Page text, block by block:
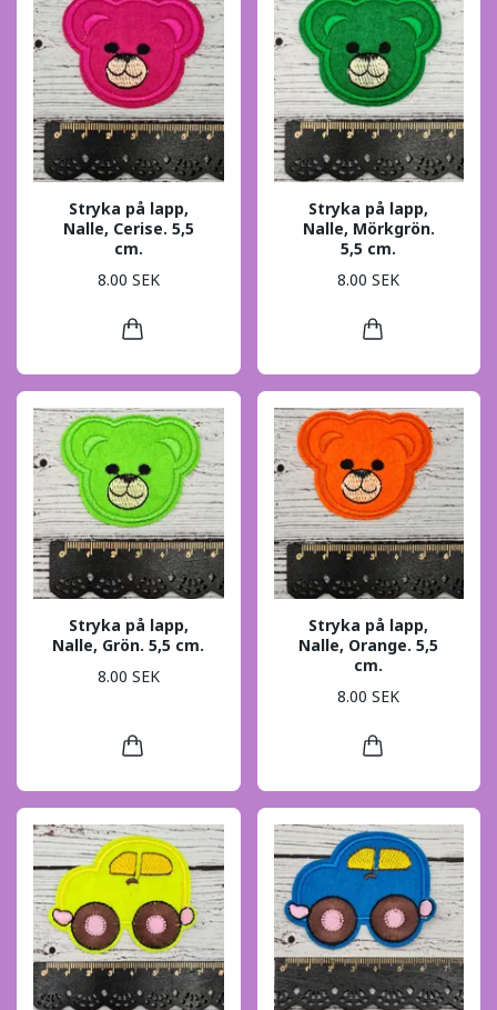
Stryka på lapp,
Nalle, Cerise. 5,5
cm.
8.00 SEK
Stryka på lapp,
Nalle, Mörkgrön.
5,5 cm.
8.00 SEK
Stryka på lapp,
Nalle, Grön. 5,5 cm.
8.00 SEK
Stryka på lapp,
Nalle, Orange. 5,5
cm.
8.00 SEK